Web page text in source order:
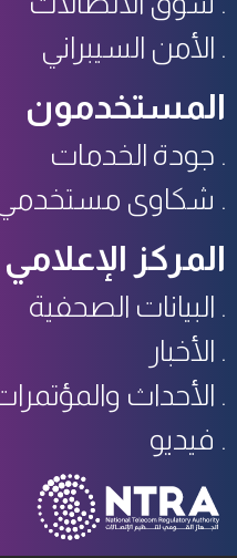
الأمن السيبراني
المستخدمون
جودة الخدمات
شكاوى مستخدمي
المركز الإعلامي
البيانات الصحفية
الأخبار
الأحداث
فيديو